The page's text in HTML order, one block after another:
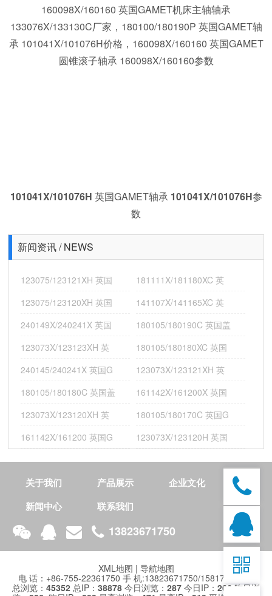
161142X/161200X 英国GAMET机床主轴轴承 119044X/119085H
181111X/181180XC 英国GAMET机床轴承;210095/210170G
160098X/160160 英国GAMET机床主轴轴承
133076X/133130C厂家， 180100/180190P 英国GAMET轴
承 101041X/101076H价格， 160098X/160160 英国GAMET
圆锥滚子轴承 160098X/160160参数
101041X/101076H 英国GAMET轴承 101041X/101076H参
数
新闻资讯 / NEWS
123075/123121XH 英国
181111X/181180XC 英
123075/123120XH 英国
141107X/141165XC 英
240149X/240241X 英国
180105/180190C 英国盖
123073X/123123XH 英
180105/180180XC 英国
240145/240241X 英国G
123073X/123121XH 英
180105/180180C 英国盖
161142X/161200X 英国
123073X/123120XH 英
180105/180170C 英国G
161142X/161200 英国G
123073X/123120H 英国
推
广
关于我们 产品展示
企业文化
新闻中心
联系我们
13823671750
XML地图 | 导航地图
电 话：+86-755-22361750 手 机:13823671750/15817430473
总浏览： 45352 总IP： 38878 今日浏览： 287 今日IP： 266昨日浏
